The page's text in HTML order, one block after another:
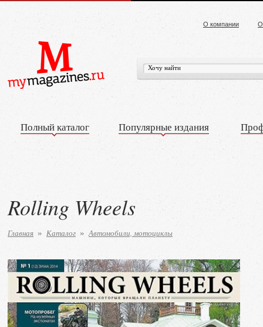
О компании
Полный каталог Популярные издания
Rolling Wheels
Главная » Каталог » Автомобили, мотоциклы